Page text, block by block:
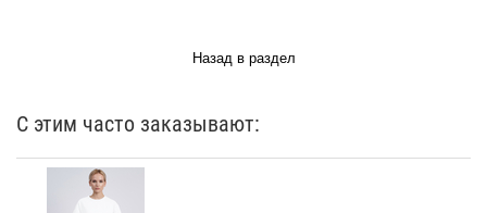
Назад в раздел
С этим часто заказывают: